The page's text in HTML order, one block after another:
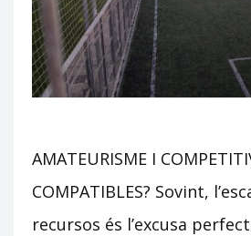
AMATEURISME I
COMPATIBLES? Sovint,
recursos és l’excusa